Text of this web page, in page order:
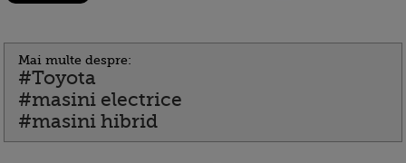
Mai multe despre:
#Toyota
#masini electrice
#masini hibrid